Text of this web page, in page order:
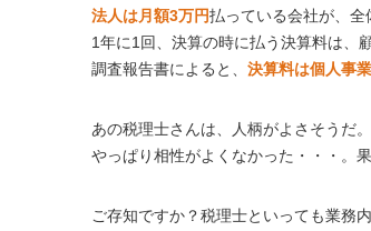
法人は月額3万円払っている会社が、全
1年に1回、決算の時に払う決算料は、
調査報告書によると、 決算料は個人事
あの税理士さんは、人柄がよさそうだ
やっぱり相性がよくなかった・・・。
ご存知ですか？税理士といっても業務